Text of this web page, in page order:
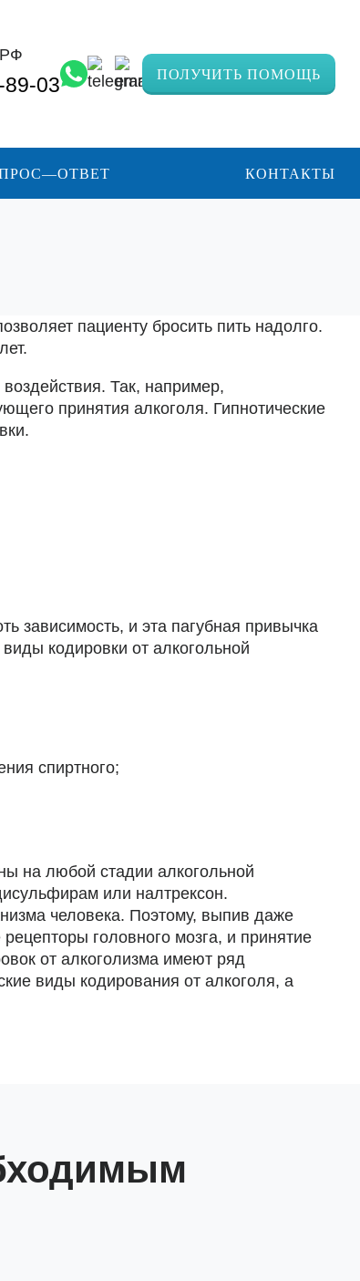
89-03 ПОЛУЧИТЬ ПОМОЩЬ
КОНТАКТЫ
пациенту бросить пить надолго.
Так, например,
принятия алкоголя. Гипнотические
зависимость, и эта пагубная привычка
кодировки от алкогольной
спиртного;
на любой стадии алкогольной
или налтрексон.
человека. Поэтому, выпив даже
головного мозга, и принятие
от алкоголизма имеют ряд
виды кодирования от алкоголя, а